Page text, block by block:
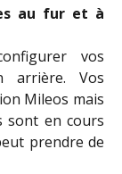
au fur et à
vos
arrière. Vos
Mileos mais
sont en cours
prendre de